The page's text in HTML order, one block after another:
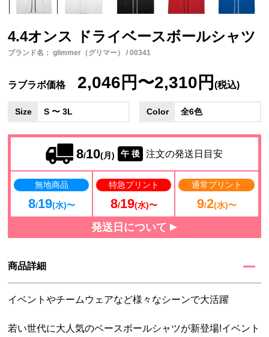
4.4オンス ドライベースボールシャツ
ブランド名： glimmer（グリマー） / 00341
ラブラボ価格 2,046円〜2,310円(税込)
Size S 〜 3L Color 全6色
8/10(月) 午 後 注文の発送日目安
無地商品
8/19(水)〜
特急プリント
8/19(水)〜
通常プリント
9/2(水)〜
発送日について
商品詳細
イベントやチームウェアなど様々なシーンで大活躍
若い世代に大人気のベースボールシャツが新登場!イベント